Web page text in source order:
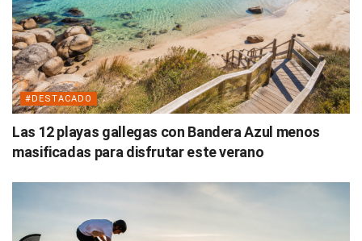
#DESTACADO
Las 12 playas gallegas con Bandera Azul menos
masificadas para disfrutar este verano